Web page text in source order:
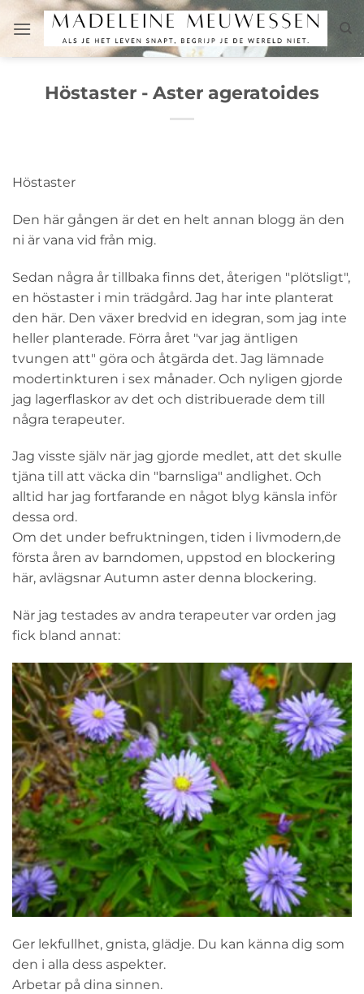
content
Höstaster - Aster ageratoides
Höstaster
Den här gången är det en helt annan blogg än den
ni är vana vid från mig.
Sedan några år tillbaka finns det, återigen "plötsligt",
en höstaster i min trädgård. Jag har inte planterat
den här. Den växer bredvid en idegran, som jag inte
heller planterade. Förra året "var jag äntligen
tvungen att" göra och åtgärda det. Jag lämnade
modertinkturen i sex månader. Och nyligen gjorde
jag lagerflaskor av det och distribuerade dem till
några terapeuter.
Jag visste själv när jag gjorde medlet, att det skulle
tjäna till att väcka din "barnsliga" andlighet. Och
alltid har jag fortfarande en något blyg känsla inför
dessa ord.
Om det under befruktningen, tiden i livmodern,de
första åren av barndomen, uppstod en blockering
här, avlägsnar Autumn aster denna blockering.
När jag testades av andra terapeuter var orden jag
fick bland annat:
Ger lekfullhet, gnista, glädje. Du kan känna dig som
den i alla dess aspekter.
Arbetar på dina sinnen.